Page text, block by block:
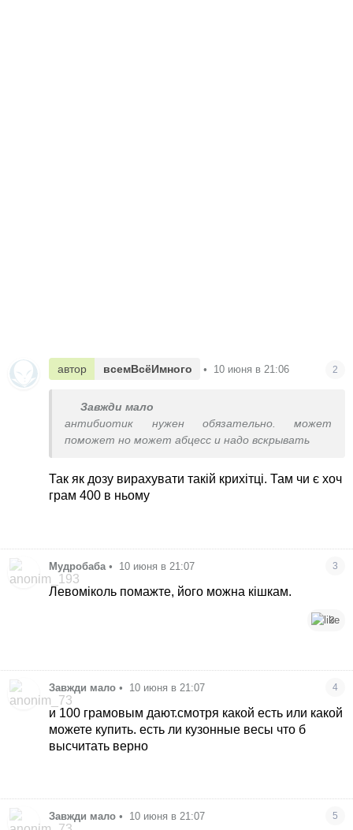
автор всемВсёИмного • 10 июня в 21:06 2
Завжди мало
антибиотик нужен обязательно. может
поможет но может абцесс и надо вскрывать
Так як дозу вирахувати такій крихітці. Там чи є хоч
грам 400 в ньому
Мудробаба • 10 июня в 21:07 3
Левоміколь помажте, його можна кішкам.
3
Завжди мало • 10 июня в 21:07 4
и 100 грамовым дают.смотря какой есть или какой
можете купить. есть ли кузонные весы что б
высчитать верно
Завжди мало • 10 июня в 21:07 5